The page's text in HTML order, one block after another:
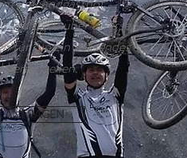
verfügen über diverse
für Sie ein passendes
bereitstellen.
ANFRAGEN